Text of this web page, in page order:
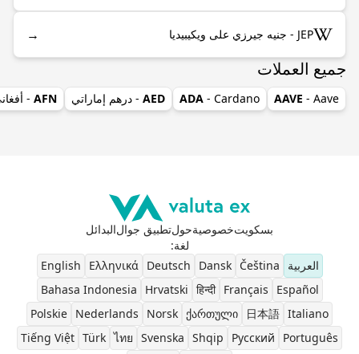
JEP - جنيه جيرزي على ويكيبيديا →
جميع العملات
AAVE - Aave
ADA - Cardano
AED - درهم إماراتي AFN
-
بسكويتخصوصيةحولتطبيق جوالالبدائل
لغة:
العربية
Čeština
Dansk
Deutsch
Ελληνικά
English
Español
Français
हिन्दी
Hrvatski
Bahasa Indonesia
Italiano
日本語
ქართული
Norsk
Nederlands
Polskie
Português
Pусский
Shqip
Svenska
ไทย
Türk
Tiếng Việt